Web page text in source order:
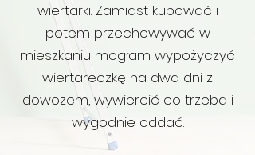
wiertarki. Zamiast kupować i
potem przechowywać w
mieszkaniu mogłam wypożyczyć
wiertareczkę na dwa dni z
dowozem, wywiercić co trzeba i
wygodnie oddać.